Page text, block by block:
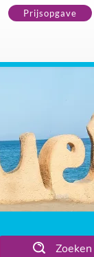
Prijsopgave
Zoeken